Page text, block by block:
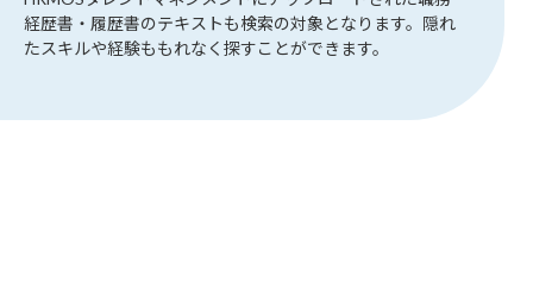
経歴書・履歴書のテキストも検索の対象となります。隠れ
たスキルや経験ももれなく探すことができます。